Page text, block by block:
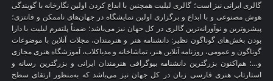
گالری ایرانی نیز است؛ گالری لیلیت همچنین با ابداع کردن اولین نگارخانه با گویندگی
هوش مصنوعی و با ابداع و برگزاری اولین نمایشگاه در جهان‌های ناممکن و فانتزی؛
پیشروترین و نوآورانه‌ترین گالری در کل جهان نیز می‌باشد؛ ضمناً پلتفرم لیلیت با دارا
بودن بخش‌های گوناگون نظیر: دانشنامه هنر و هنرمندان، مجلات آنلاین با موضوعات
گوناگون و عمومی، روزنامه آنلاین هنر، تماشاخانه و مدیاکلاب، آموزشگاه هنری مجازی
و…؛ هم‌اکنون بزرگترین دانشنامه بیوگرافی هنرمندان ایرانی و بزرگترین رسانه و
استارتاپ هنری فارسی زبان در کل جهان نیز می‌باشد که به‌منظور ارتقای سطح